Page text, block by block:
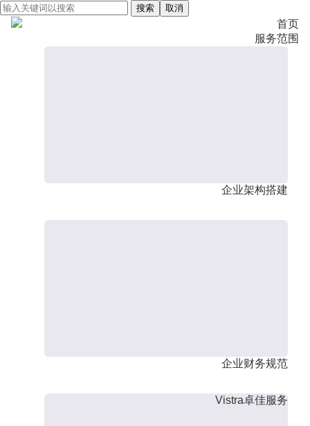
搜索 取消
首页
服务范围
企业架构搭建
企业财务规范
Vistra卓佳服务